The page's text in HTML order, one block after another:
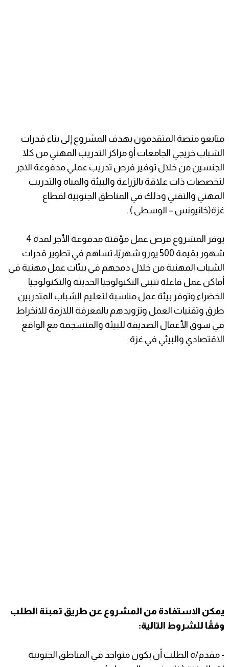
متابعو منصة المتقدمون يهدف المشروع إلى بناء قدرات
الشباب خريجي الجامعات أو مراكز التدريب المهني من كلا
الجنسين من خلال توفير فرص تدريب عملي مدفوعة الاجر
لتخصصات ذات علاقة بالزراعة والبيئة والمياه والتدريب
المهني والتقني وذلك في المناطق الجنوبية لقطاع
غزة(خانيونس – الوسطى ) .
يوفر المشروع فرص عمل مؤقتة مدفوعة الأجر لمدة 4
شهور بقيمة 500 يورو شهريًا، تساهم في تطوير قدرات
الشباب المهنية من خلال دمجهم في بيئات عمل مهنية في
أماكن عمل فاعلة تتبنى التكنولوجيا الحديثة والتكنولوجيا
الخضراء وتوفر بيئة عمل مناسبة لتعليم الشباب المتدربين
طرق وتقنيات العمل وتزويدهم بالمعرفة اللازمة للانخراط
في سوق الأعمال الصديقة للبيئة والمنسجمة مع الواقع
الاقتصادي والبيئي في غزة.
يمكن الاستفادة من المشروع عن طريق تعبئة الطلب
وفقًا للشروط التالية:
- مقدم/ة الطلب أن يكون متواجد في المناطق الجنوبية